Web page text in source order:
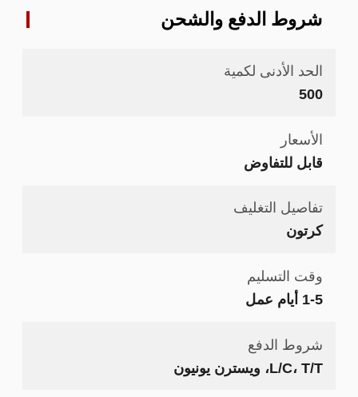
شروط الدفع والشحن
الحد الأدنى لكمية
500
الأسعار
قابل للتفاوض
تفاصيل التغليف
كرتون
وقت التسليم
1-5 أيام عمل
شروط الدفع
L/C، T/T، ويسترن يونيون